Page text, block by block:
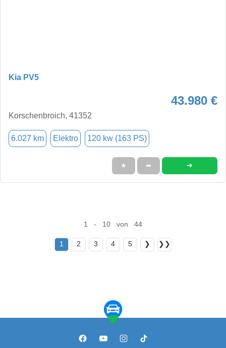
Kia PV5
43.980 €
Korschenbroich, 41352
6.027 km Elektro 120 kw (163 PS)
★ ➦ ➜
1 - 10 von 44
1 2 3 4 5 ❯ ❯❯